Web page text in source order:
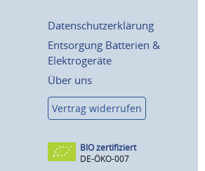
Datenschutzerklärung
Entsorgung Batterien &
Elektrogeräte
Über uns
Vertrag widerrufen
BIO zertifiziert
DE-ÖKO-007